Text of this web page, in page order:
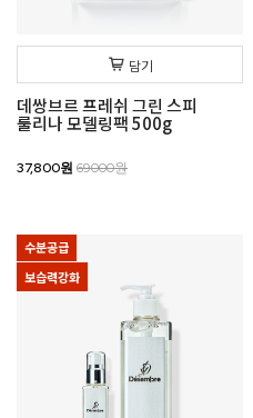
담기
데쌍브르 프레쉬 그린 스피
룰리나 모델링팩 500g
37,800원 69000원
수분공급
보습력강화